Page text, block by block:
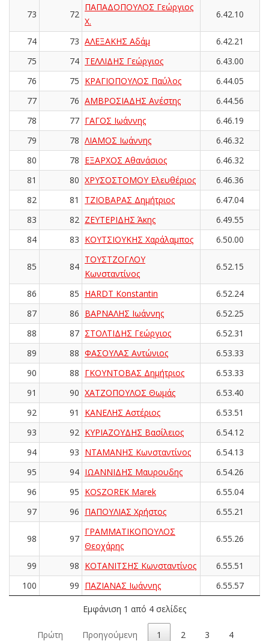
73 72
ΠΑΠΑΔΟΠΟΥΛΟΣ Γεώργιος
Χ.
6.42.10
74 73 ΑΛΕΞΑΚΗΣ Αδάμ
6.42.21
75
74 ΤΕΛΛΙΔΗΣ Γεώργιος
6.43.00
76
75 ΚΡΑΓΙΟΠΟΥΛΟΣ Παύλος
6.44.05
77
76 ΑΜΒΡΟΣΙΑΔΗΣ Ανέστης
6.44.56
78
77 ΓΑΓΟΣ Ιωάννης
6.46.19
79
78 ΛΙΑΜΟΣ Ιωάννης
6.46.32
80
78 ΕΞΑΡΧΟΣ Αθανάσιος
6.46.32
81
80 ΧΡΥΣΟΣΤΟΜΟΥ Ελευθέριος
6.46.36
82
81 ΤΖΙΟΒΑΡΑΣ Δημήτριος
6.47.04
83
82 ΖΕΥΤΕΡΙΔΗΣ Άκης
6.49.55
84
83 ΚΟΥΤΣΙΟΥΚΗΣ Χαράλαμπος 6.50.00
85 84
ΤΟΥΣΤΖΟΓΛΟΥ
Κωνσταντίνος
6.52.15
86 85 HARDT Konstantin
6.52.24
87
86 ΒΑΡΝΑΛΗΣ Ιωάννης
6.52.25
88
87 ΣΤΟΛΤΙΔΗΣ Γεώργιος
6.52.31
89
88 ΦΑΣΟΥΛΑΣ Αντώνιος
6.53.33
90
88 ΓΚΟΥΝΤΟΒΑΣ Δημήτριος
6.53.33
91
90 ΧΑΤΖΟΠΟΥΛΟΣ Θωμάς
6.53.40
92
91 ΚΑΝΕΛΗΣ Αστέριος
6.53.51
93
92 ΚΥΡΙΑΖΟΥΔΗΣ Βασίλειος
6.54.12
94
93 ΝΤΑΜΑΝΗΣ Κωνσταντίνος
6.54.13
95
94 ΙΩΑΝΝΙΔΗΣ Μαυρουδης
6.54.26
96
95 KOSZOREK Marek
6.55.04
97
96 ΠΑΠΟΥΛΙΑΣ Χρήστος 6.55.21
98 97
ΓΡΑΜΜΑΤΙΚΟΠΟΥΛΟΣ
Θεοχάρης
6.55.26
99 98 ΚΟΤΑΝΙΤΣΗΣ Κωνσταντίνος
6.55.51
100
99 ΠΑΖΙΑΝΑΣ Ιωάννης 6.55.57
Εμφάνιση 1 από 4 σελίδες
Πρώτη Προηγούμενη 1 2 3 4